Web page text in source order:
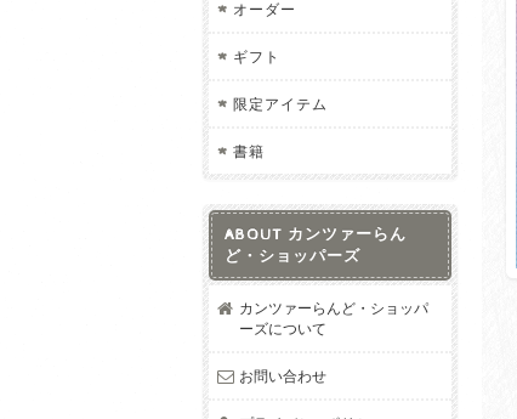
オーダー
ギフト
限定アイテム
書籍
ABOUT カンツァーらん
ど・ショッパーズ
カンツァーらんど・ショッパ
ーズについて
お問い合わせ